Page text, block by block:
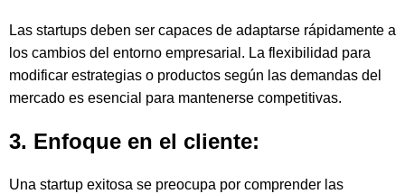
Las startups deben ser capaces de adaptarse rápidamente a
los cambios del entorno empresarial. La flexibilidad para
modificar estrategias o productos según las demandas del
mercado es esencial para mantenerse competitivas.
3. Enfoque en el cliente:
Una startup exitosa se preocupa por comprender las